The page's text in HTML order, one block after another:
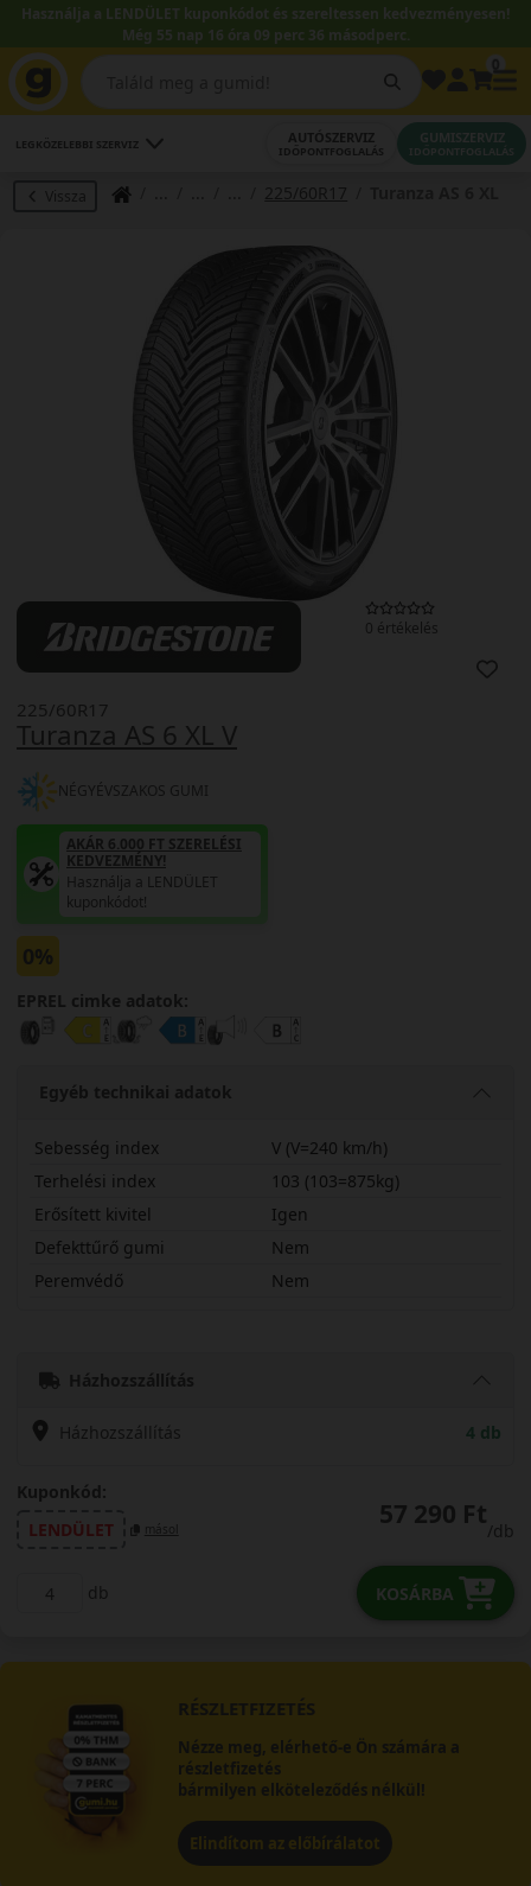
Használja a LENDÜLET kuponkódot és szereltessen kedvezményesen!
Még 55 nap 16 óra 09 perc 36 másodperc.
LEGKÖZELEBBI SZERVIZ AUTÓSZERVIZ
IDŐPONTFOGLALÁS
GUMISZERVIZ
IDŐPONTFOGLALÁS
Vissza 225/60R17
0 értékelés
Turanza AS 6 XL V
225/60R17
NÉGYÉVSZAKOS GUMI
AKÁR 6.000 FT SZERELÉSI
KEDVEZMÉNY!
Használja a LENDÜLET
kuponkódot!
0%
EPREL cimke adatok:
Egyéb technikai adatok
Sebesség index
V (V=240 km/h)
Terhelési index
103 (103=875kg)
Erősített kivitel
Igen
Defekttűrő gumi
Nem
Peremvédő
Nem
Házhozszállítás
Házhozszállítás 4 db
Kuponkód:
LENDÜLET
másol 57 290 Ft
/db
db KOSÁRBA
RÉSZLETFIZETÉS
Nézze meg, elérhető-e Ön számára a
részletfizetés
bármilyen elköteleződés nélkül!
Elindítom az előbírálatot